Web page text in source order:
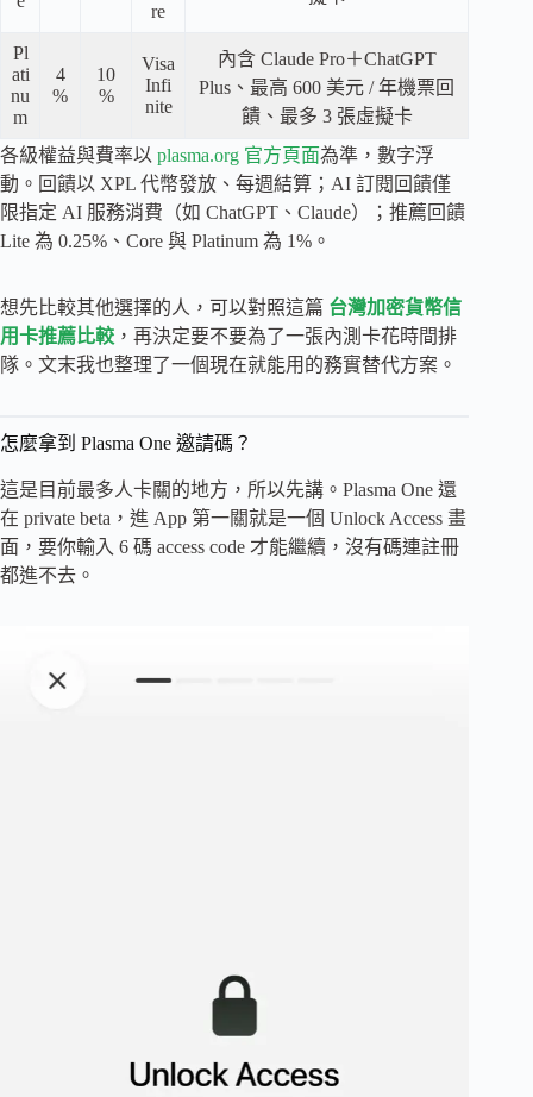
re
Pl
ati
nu
m
4
%
10
%
Visa
Infi
nite
內含 Claude Pro＋ChatGPT
Plus、最高 600 美元 / 年機票回
饋、最多 3 張虛擬卡
各級權益與費率以 plasma.org 官方頁面為準，數字浮
動。回饋以 XPL 代幣發放、每週結算；AI 訂閱回饋僅
限指定 AI 服務消費（如 ChatGPT、Claude）；推薦回饋
Lite 為 0.25%、Core 與 Platinum 為 1%。
想先比較其他選擇的人，可以對照這篇 台灣加密貨幣信
用卡推薦比較 ，再決定要不要為了一張內測卡花時間排
隊。文末我也整理了一個現在就能用的務實替代方案。
怎麼拿到 Plasma One 邀請碼？
這是目前最多人卡關的地方，所以先講。Plasma One 還
在 private beta，進 App 第一關就是一個 Unlock Access 畫
面，要你輸入 6 碼 access code 才能繼續，沒有碼連註冊
都進不去。